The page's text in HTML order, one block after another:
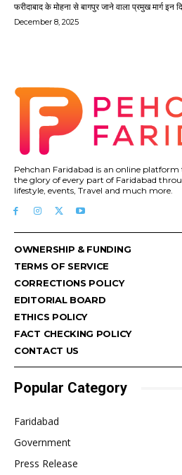
फरीदाबाद के मोहना से बागपुर जाने वाला प्रमुख मार्ग इन
December 8, 2025
Pehchan Faridabad is an online platform
the glory of every part of Faridabad
lifestyle, events, Travel and much more.
OWNERSHIP & FUNDING
TERMS OF SERVICE
CORRECTIONS POLICY
EDITORIAL BOARD
ETHICS POLICY
FACT CHECKING POLICY
CONTACT US
Popular Category
Faridabad
Government
Press Release